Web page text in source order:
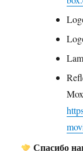
Спасибо